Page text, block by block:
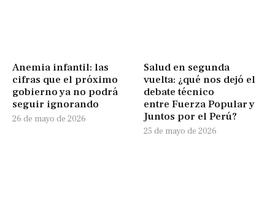
Anemia infantil: las
cifras que el próximo
gobierno ya no podrá
seguir ignorando
26 de mayo de 2026
Salud en segunda
vuelta: ¿qué nos dejó el
debate técnico
entre Fuerza Popular y
Juntos por el Perú?
25 de mayo de 2026